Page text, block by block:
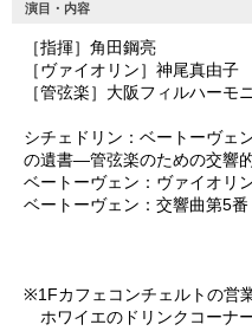
演目・内容
［指揮］角田鋼亮
［ヴァイオリン］神尾真由子
［管弦楽］大阪フィルハーモ
シチェドリン：ベートーヴェ
の遺書―管弦楽のための交響
ベートーヴェン：ヴァイオリ
ベートーヴェン：交響曲第5番
※1Fカフェコンチェルトの営
ホワイエのドリンクコーナ